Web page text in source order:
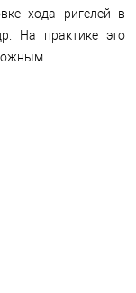
хода ригелей в
На практике это